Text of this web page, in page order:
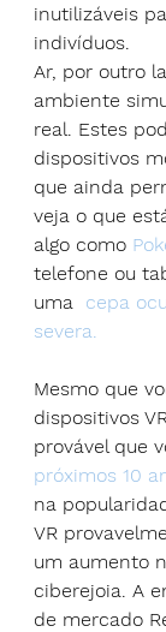
inutilizáveis
indivíduos.
Ar, por outro
ambiente
real. Estes
dispositivos
que ainda
veja o que
algo como
telefone ou
uma cepa
severa.
Mesmo que
dispositivos
provável que
próximos 10
na
VR
um aumento
ciberejoia. A
de mercado